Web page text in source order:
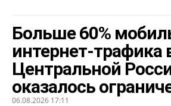
Больше 60%
интернет-трафика
Центральной
оказалось
06.08.2026 17:11